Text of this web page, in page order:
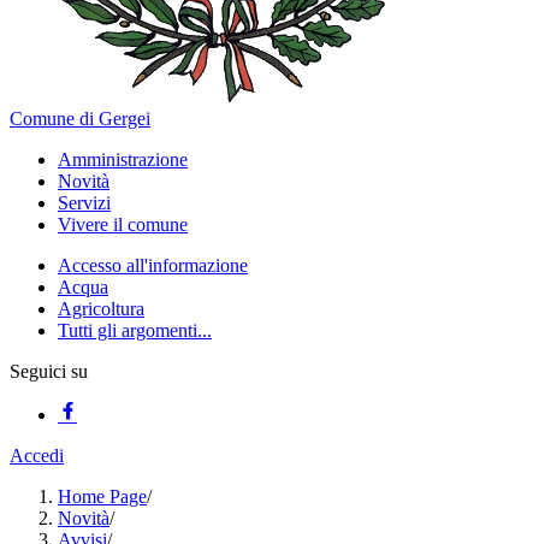
Comune di Gergei
Amministrazione
Novità
Servizi
Vivere il comune
Accesso all'informazione
Acqua
Agricoltura
Tutti gli argomenti...
Seguici su
Accedi
Home Page/
Novità/